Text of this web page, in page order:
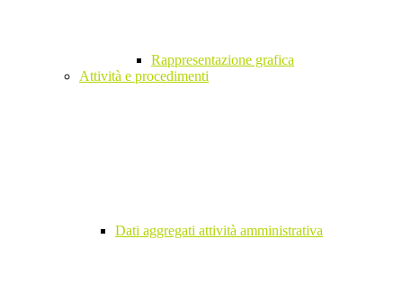
Rappresentazione grafica
Attività e procedimenti
Dati aggregati attività amministrativa